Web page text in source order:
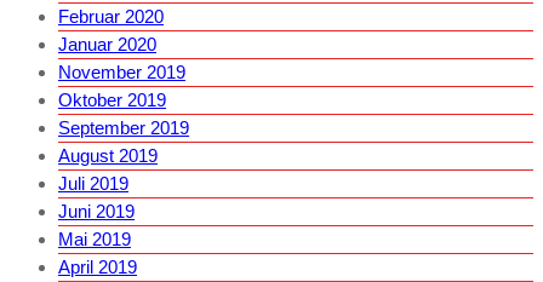
Februar 2020
Januar 2020
November 2019
Oktober 2019
September 2019
August 2019
Juli 2019
Juni 2019
Mai 2019
April 2019